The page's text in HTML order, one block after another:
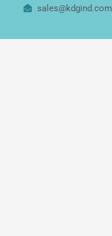
sales@kdgind.com